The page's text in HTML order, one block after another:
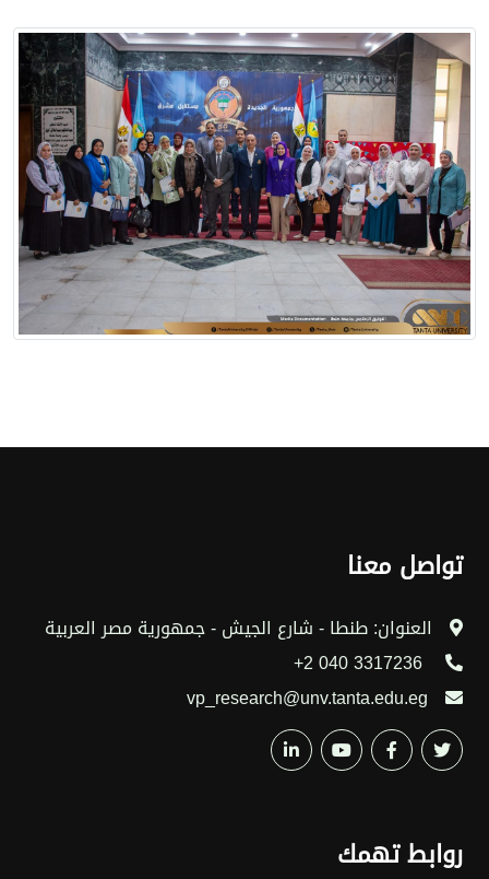
تواصل معنا
العنوان: طنطا - شارع الجيش - جمهورية مصر العربية
vp_research@unv.tanta.edu.eg
روابط تهمك